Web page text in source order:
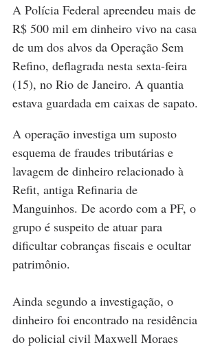
A Polícia Federal apreendeu mais de
R$ 500 mil em dinheiro vivo na casa
de um dos alvos da Operação Sem
Refino, deflagrada nesta sexta-feira
(15), no Rio de Janeiro. A quantia
estava guardada em caixas de sapato.
A operação investiga um suposto
esquema de fraudes tributárias e
lavagem de dinheiro relacionado à
Refit, antiga Refinaria de
Manguinhos. De acordo com a PF, o
grupo é suspeito de atuar para
dificultar cobranças fiscais e ocultar
patrimônio.
Ainda segundo a investigação, o
dinheiro foi encontrado na residência
do policial civil Maxwell Moraes